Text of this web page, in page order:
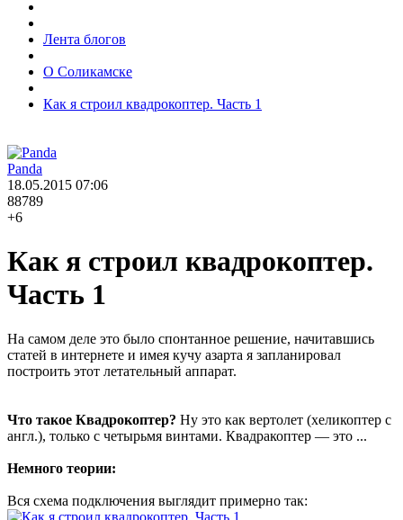
Лента блогов
О Соликамске
Как я строил квадрокоптер. Часть 1
Panda
18.05.2015 07:06
88789
+6
Как я строил квадрокоптер.
Часть 1
На самом деле это было спонтанное решение, начитавшись
статей в интернете и имея кучу азарта я запланировал
построить этот летательный аппарат.
Что такое Квадрокоптер? Ну это как вертолет (хеликоптер с
англ.), только с четырьмя винтами. Квадракоптер — это ...
Немного теории:
Вся схема подключения выглядит примерно так: